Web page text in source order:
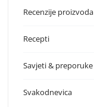
Recenzije proizvoda
Recepti
Savjeti & preporuke
Svakodnevica